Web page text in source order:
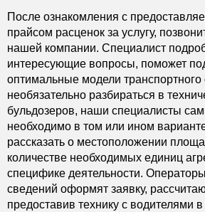
После ознакомления с
прайсом расценок за услугу,
нашей компании. Специалист
интересующие вопросы, поможет
оптимальные модели
необязательно разбираться в
бульдозеров, наши специалисты
необходимо в том или ином
рассказать о местоположении
количестве необходимых единиц
специфике деятельности.
сведений оформят заявку,
предоставив технику с водителями в